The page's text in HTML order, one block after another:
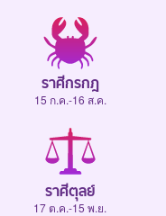
ราศีกรกฎ
15 ก.ค.-16 ส.ค.
ราศีตุลย์
17 ต.ค.-15 พ.ย.